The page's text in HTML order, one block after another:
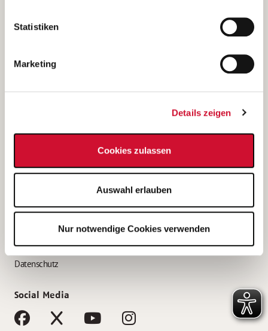
unsererDatenschutzerklärung
Statistiken
Marketing
Details zeigen
Cookies zulassen
Auswahl erlauben
Nur notwendige Cookies verwenden
(Ein Tochterunternehmen des AWO Bezirksverbandes Unterfranken
e.V.)
Bewerbung als Altenpflegehelfer*in
Bewerbung als Erzieher*in
AWO Gliederungen nach Bundesland
Impressum
Datenschutz
Social Media